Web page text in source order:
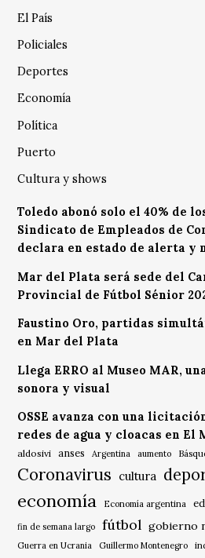
El País
Policiales
Deportes
Economía
Política
Puerto
Cultura y shows
Toledo abonó solo el 40% de
Sindicato de Empleados de
declara en estado de alerta y
Mar del Plata será sede del
Provincial de Fútbol Sénior
Faustino Oro, partidas
en Mar del Plata
Llega ERRO al Museo MAR,
sonora y visual
OSSE avanza con una
redes de agua y cloacas en
aldosivi anses Argentina aumento
Coronavirus cultura
economía Economía argentina
fin de semana largo fútbol gobierno
Guerra en Ucrania Guillermo Montenegro